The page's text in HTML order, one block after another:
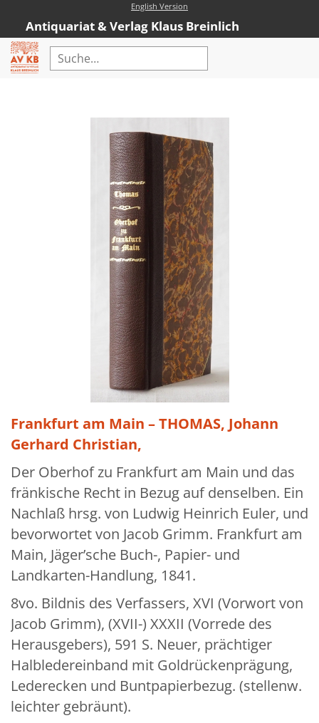
English Version
Antiquariat & Verlag Klaus Breinlich
Erweiterte Suche
AVKB-Edition Downloads
Buchempfehlungen
Neubuchsortiment
Meine Tätigkeitsfelder
Buchbinderei und Restauration
Glossar und Bibliographien
Warenkorb
Kontakt
Newsletter
Frankfurt am Main – THOMAS, Johann
Gerhard Christian,
Der Oberhof zu Frankfurt am Main und das
fränkische Recht in Bezug auf denselben. Ein
Nachlaß hrsg. von Ludwig Heinrich Euler, und
bevorwortet von Jacob Grimm. Frankfurt am
Main, Jäger’sche Buch-, Papier- und
Landkarten-Handlung, 1841.
8vo. Bildnis des Verfassers, XVI (Vorwort von
Jacob Grimm), (XVII-) XXXII (Vorrede des
Herausgebers), 591 S. Neuer, prächtiger
Halbledereinband mit Goldrückenprägung,
Lederecken und Buntpapierbezug. (stellenw.
leichter gebräunt).